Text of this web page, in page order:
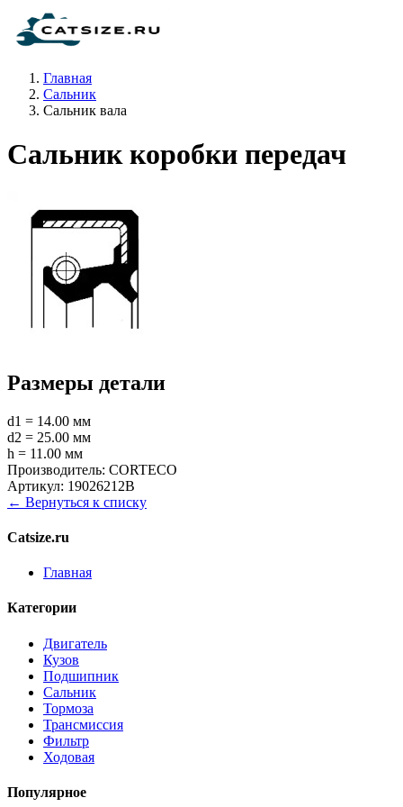
Главная
Сальник
Сальник вала
Сальник коробки передач
Размеры детали
d1 = 14.00 мм
d2 = 25.00 мм
h = 11.00 мм
Производитель: CORTECO
Артикул: 19026212B
← Вернуться к списку
Catsize.ru
Главная
Категории
Двигатель
Кузов
Подшипник
Сальник
Тормоза
Трансмиссия
Фильтр
Ходовая
Популярное